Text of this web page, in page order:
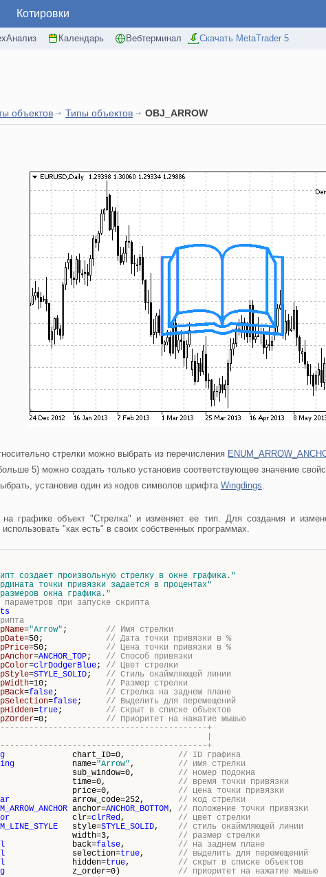
Котировки
Календарь Вебтерминал Скачать MetaTrader 5
объектов Типы объектов OBJ_ARROW
стрелки можно выбрать из перечисления
5) можно создать только установив соответствующее значение
установив один из кодов символов шрифта Wingdings.
графике объект "Стрелка" и изменяет ее тип. Для создания и
"как есть" в своих собственных программах.
создает произвольную стрелку в окне графика."
точки привязки задается в процентах"
окна графика."
при запуске скрипта
="Arrow" ; // Имя стрелки
=50; // Дата точки привязки в %
=50; // Цена точки привязки в %
=ANCHOR_TOP; // Способ привязки
=clrDodgerBlue; // Цвет стрелки
=STYLE_SOLID; // Стиль окаймляющей линии
=10; // Размер стрелки
=false; // Стрелка на заднем плане
=false; // Выделить для перемещений
=true; // Скрыт в списке объектов
=0; // Приоритет на нажатие мышью
+
стрелку |
+
chart_ID=0, // ID графика
name="Arrow", // имя стрелки
sub_window=0, // номер подокна
time=0, // время точки привязки
// цена точки привязки
arrow_code=252, // код стрелки
anchor=ANCHOR_BOTTOM, // положение точки привязки
clr=clrRed, // цвет стрелки
style=STYLE_SOLID, // стиль окаймляющей линии
width=3, // размер стрелки
back=false, // на заднем плане
selection=true, // выделить для перемещений
hidden=true, // скрыт в списке объектов
z_order=0) // приоритет на нажатие мышью